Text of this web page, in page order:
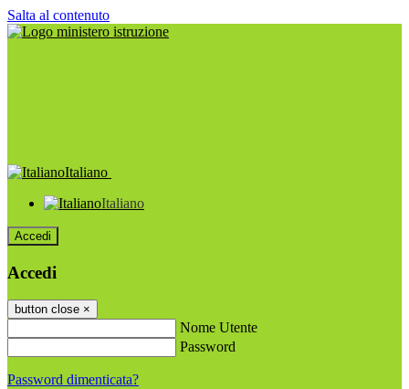
Salta al contenuto
Italiano
Italiano
Accedi
Accedi
button close ×
Nome Utente
Password
Password dimenticata?